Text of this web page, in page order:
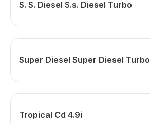
S. S. Diesel S.s. Diesel Turbo
Super Diesel Super Diesel Turbo
Tropical Cd 4.9i